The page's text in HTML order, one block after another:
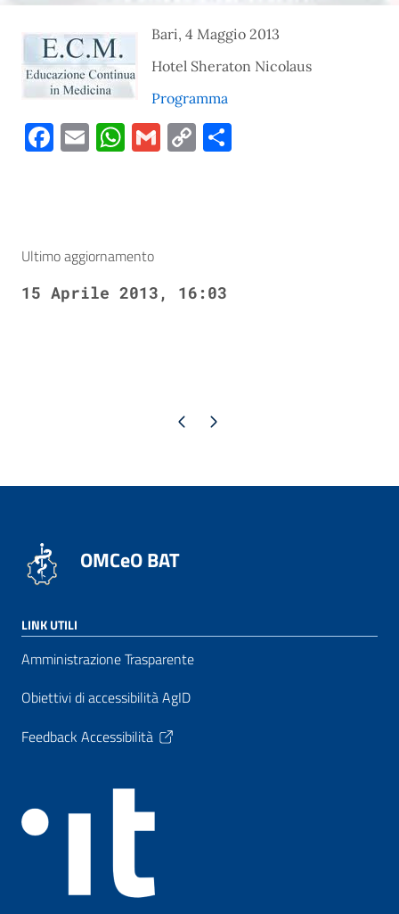
Bari, 4 Maggio 2013
Hotel Sheraton Nicolaus
Programma
Facebook
EmailWhatsApp
Gmail
Copy
Ultimo aggiornamento
15 Aprile 2013, 16:03
Pagina precedente
Pagina successiva
OMCeO BAT
LINK UTILI
Amministrazione Trasparente
Obiettivi di accessibilità AgID
Feedback Accessibilità